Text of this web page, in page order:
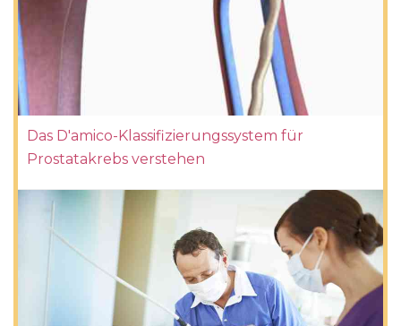
Das D'amico-Klassifizierungssystem für
Prostatakrebs verstehen